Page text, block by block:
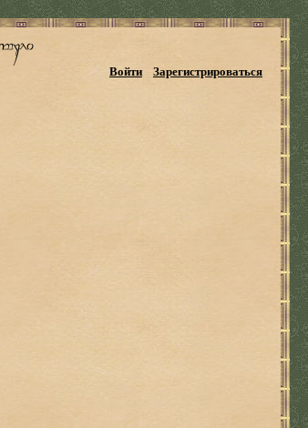
Войти Зарегистрироваться